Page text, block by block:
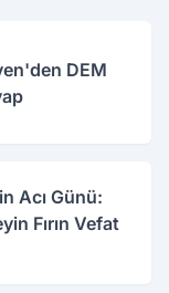
DEM
Acı Günü:
Fırın Vefat